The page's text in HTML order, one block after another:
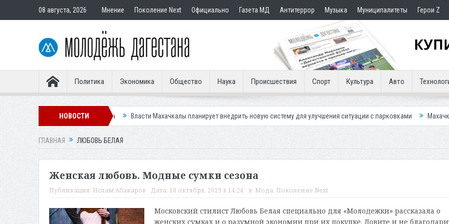
08 августа, 2026 Мнение Поколение Next Официально Газета МД Антитеррор Музыка Муниципалитеты Герои Z
Политика Экономика Общество Наука Происшествия Спорт Культура Авто
НОВОСТИ
водопада Власти Махачкалы планирует внедрить новую систему для улучшения ситуации с парковками Махачкалинское
ГЛАВНАЯ ЛЮБОВЬ БЕЛАЯ
Женская любовь. Модные сумки сезона
Публикация: Ислам Абакаров Дата: 18 октября, 2019 в 14:24 в: Мода, Поколение Next
Московский стилист Любовь Белая специально для «Молодежки» рассказала о
женских сумках и о разумной экономии при их покупке. Ловите и не